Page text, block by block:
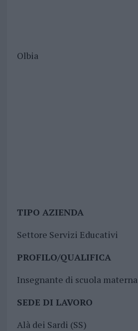
Olbia
TIPO AZIENDA
Settore Servizi Educativi
PROFILO/QUALIFICA
Insegnante di scuola materna
SEDE DI LAVORO
Alà dei Sardi (SS)